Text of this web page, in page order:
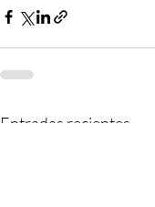
Entradas recientes